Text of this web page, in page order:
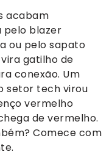
acabam
pelo blazer
ou pelo sapato
gatilho de
conexão. Um
setor tech virou
vermelho
de vermelho.
Comece com